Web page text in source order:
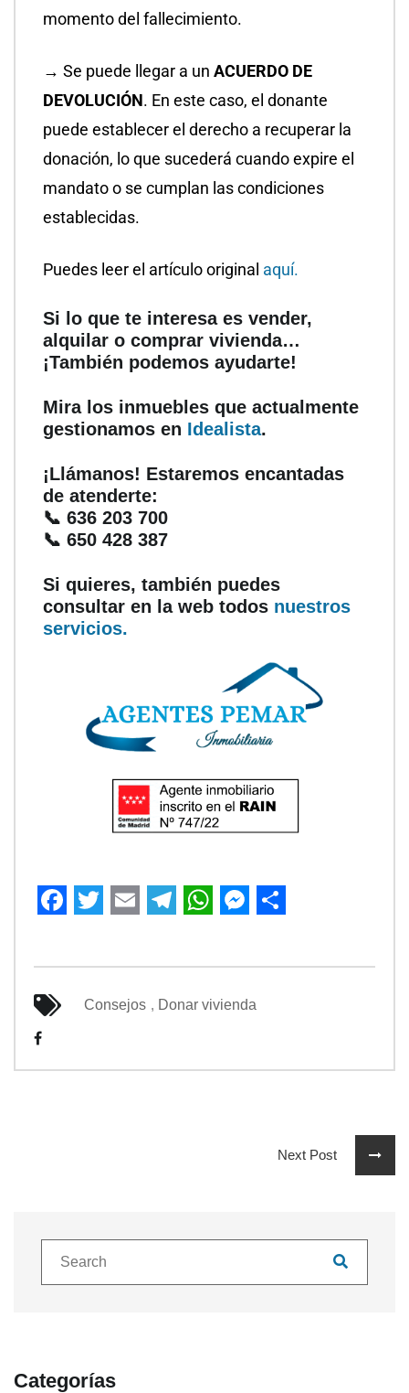
momento del fallecimiento.
→ Se puede llegar a un ACUERDO DE
DEVOLUCIÓN. En este caso, el donante
puede establecer el derecho a recuperar la
donación, lo que sucederá cuando expire el
mandato o se cumplan las condiciones
establecidas.
Puedes leer el artículo original aquí.
Si lo que te interesa es vender,
alquilar o comprar vivienda…
¡También podemos ayudarte!
Mira los inmuebles que actualmente
gestionamos en Idealista.
¡Llámanos! Estaremos encantadas
de atenderte:
📞 636 203 700
📞 650 428 387
Si quieres, también puedes
consultar en la web todos nuestros
servicios.
Consejos , Donar vivienda
Next Post
Categorías